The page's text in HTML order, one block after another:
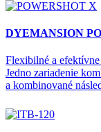
DYEMANSION
Flexibilné a efektívne
Jedno zariadenie
a kombinované